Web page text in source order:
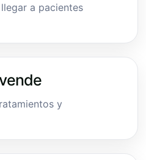
a pacientes
y